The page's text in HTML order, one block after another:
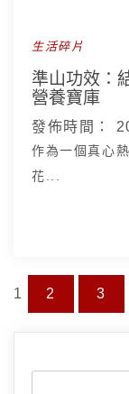
生活碎片
準山功效：
營養寶庫
發佈時間：
作為一個真心
花...
文章
分
頁
Page
1
Page
2
3